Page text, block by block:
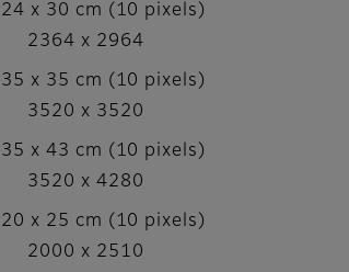
24 x 30 cm (10 pixels)
2364 x 2964
35 x 35 cm (10 pixels)
3520 x 3520
35 x 43 cm (10 pixels)
3520 x 4280
20 x 25 cm (10 pixels)
2000 x 2510